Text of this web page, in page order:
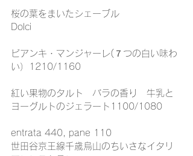
桜の葉をまいたシェーブル
Dolci
ビアンキ・マンジャーレ(７つの白い味わ
い）1210/1160
紅い果物のタルト　バラの香り　牛乳と
ヨーグルトのジェラート1100/1080
entrata 440, pane 110
世田谷京王線千歳烏山のちいさなイタリ